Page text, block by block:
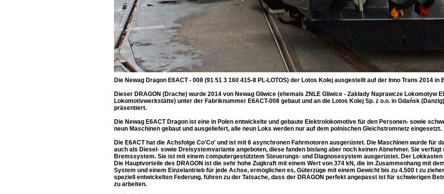
Die Newag Dragon E6ACT - 008 (91 51 3 160 415-8 PL-LOTOS) der Lotos Kolej ausgestellt auf der Inno Trans 2014 in
Dieser DRAGON (Drache) wurde 2014 von Newag Gliwice (ehemals ZNLE Gliwice - Zakłady Naprawcze
Lokomotivwerkstätte) unter der Fabriknummer E6ACT-008 gebaut und an die Lotos Kolej Sp. z o.o. in Gdańsk
präsentiert.
Die Newag E6ACT Dragon ist eine in Polen entwickelte und gebaute Elektrolokomotive für den Personen- sowie
neun Maschinen gebaut und ausgeliefert, alle neun Loks werden nur auf dem polnischen Gleichstromnetz eingesetzt.
Die E6ACT hat die Achsfolge Co'Co' und ist mit 6 asynchronen Fahrmotoren ausgerüstet. Die Maschinen wurde für
auch als Diesel- sowie Dreisystemvariante angeboten, diese fanden bislang aber noch keinen Abnehmer. Sie
Bremssystem. Sie ist mit einem computergestütztem Steuerungs- und Diagnosesystem ausgerüstet. Der
Die Hauptvorteile des DRAGON ist die sehr hohe Zugkraft mit einem Wert von 374 kN, die im Zusammenhang mit
System und einem Einzelantrieb für jede Achse, ermöglichen es, Güterzüge mit einem Gewicht bis zu 4.500 t zu
speziell entwickelten Federung, führen zu der Tatsache, dass der DRAGON perfekt angepasst ist für schwierigen
zu arbeiten.